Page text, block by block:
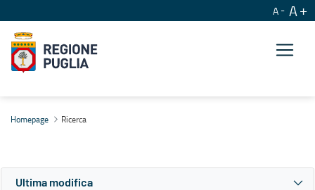
A A
Homepage Ricerca
Ultima modifica